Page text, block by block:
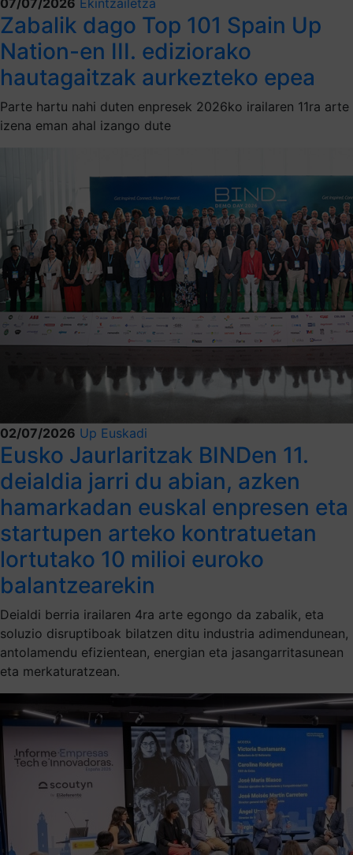
Zabalik dago Top 101 Spain Up
Nation-en III. ediziorako
hautagaitzak aurkezteko epea
Parte hartu nahi duten enpresek 2026ko irailaren 11ra arte
izena eman ahal izango dute
02/07/2026 Up Euskadi
Eusko Jaurlaritzak BINDen 11.
deialdia jarri du abian, azken
hamarkadan euskal enpresen eta
startupen arteko kontratuetan
lortutako 10 milioi euroko
balantzearekin
Deialdi berria irailaren 4ra arte egongo da zabalik, eta
soluzio disruptiboak bilatzen ditu industria adimendunean,
antolamendu efizientean, energian eta jasangarritasunean
eta merkaturatzean.